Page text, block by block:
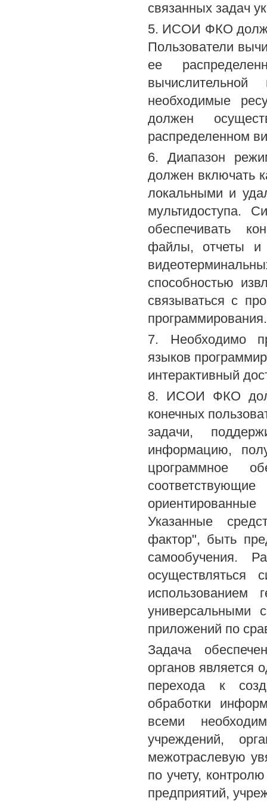
связанных задач
5. ИСОИ ФКО
Пользователи
ее
необходимые
должен
распределенном
6. Диапазон
должен включать
локальными и
мультидоступа.
обеспечивать
файлы, отчеты и
способностью
связываться с
программирования.
7. Необходимо
языков
интерактивный
8. ИСОИ ФКО
конечных
задачи,
информацию,
црограммное
Указанные
фактор", быть
самообучения.
осуществляться
использованием
универсальными
приложений по
Задача
органов является
перехода к
обработки
всеми
учреждений,
межотраслевую
по учету,
предприятий,